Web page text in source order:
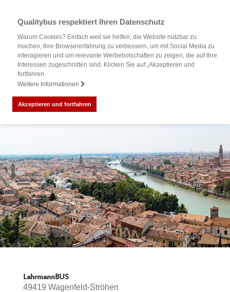
Qualitybus respektiert Ihren Datenschutz
Warum Cookies? Einfach weil sie helfen, die Website nutzbar zu
machen, Ihre Browsererfahrung zu verbessern, um mit Social Media zu
interagieren und um relevante Werbebotschaften zu zeigen, die auf Ihre
Interessen zugeschnitten sind. Klicken Sie auf „Akzeptieren und
fortfahren
Weitere Informationen
Akzeptieren und fortfahren
LahrmannBUS
49419 Wagenfeld-Ströhen